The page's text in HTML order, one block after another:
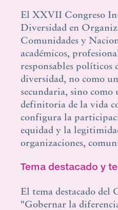
El XXVII Congreso
Diversidad en
Comunidades y
académicos,
responsables políticos
diversidad, no como
secundaria, sino como
definitoria de la vida
configura la
equidad y la
organizaciones,
Tema destacado y
El tema destacado del
"Gobernar la